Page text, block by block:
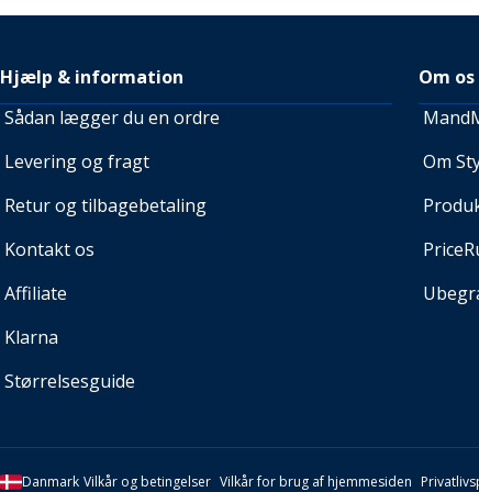
Hjælp & information
Sådan lægger du en ordre
Levering og fragt
Retur og tilbagebetaling
Kontakt os
Affiliate
Klarna
Størrelsesguide
Om os
Om
Danmark Vilkår og betingelser Vilkår for brug af hjemmesiden